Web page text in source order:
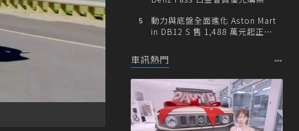
動力與底盤全面進化 Aston Mart
in DB12 S 售 1,488 萬元起正式
車訊熱門